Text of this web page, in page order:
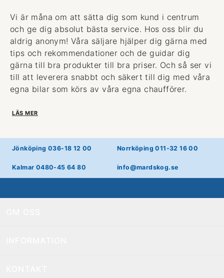
Vi är måna om att sätta dig som kund i centrum
och ge dig absolut bästa service. Hos oss blir du
aldrig anonym! Våra säljare hjälper dig gärna med
tips och rekommendationer och de guidar dig
gärna till bra produkter till bra priser. Och så ser vi
till att leverera snabbt och säkert till dig med våra
egna bilar som körs av våra egna chaufförer.
LÄS MER
Jönköping 036-18 12 00 Norrköping 011-32 16 00
Kalmar 0480-45 64 80 info@mardskog.se